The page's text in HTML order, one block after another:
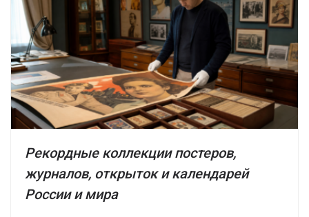
Рекордные коллекции постеров,
журналов, открыток и календарей
России и мира